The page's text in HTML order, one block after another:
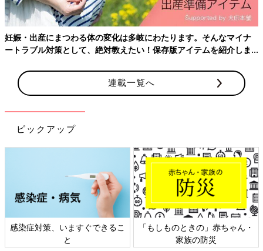
こちらはn.maru12さんがゲットした、しまむらのハローキティT
シャツ。ワッペンのバランスや色味が、お気に入りポイントとの
こと♪ 前にはワッペン、後ろにはプリントと高クオリティなの
に、1,089円とプチプラ価格で購入できるんだそうです！
サンリオキャラクターが大集合！半袖フリルパジャ
妊娠・出産にまつわる体の変化は多岐にわたります。そんなマイナ
ートラブル対策として、絶対教えたい！保存版アイテムを紹介しま
連載一覧へ
ピックアップ
感染症対策、いますぐできるこ
と
「もしものときの」赤ちゃん・
家族の防災